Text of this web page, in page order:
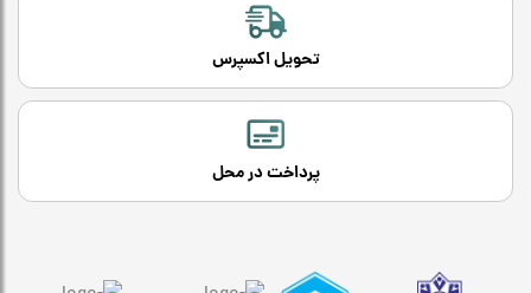
تحویل اکسپرس
پرداخت در محل